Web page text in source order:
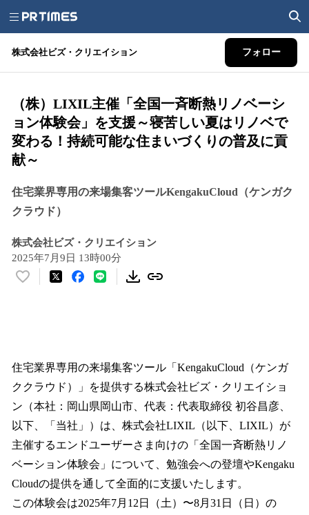
株式会社ビズ・クリエイション フォロー
（株）LIXIL主催「全国一斉断熱リノベーシ
ョン体験会」を支援～寝苦しい夏はリノベで
変わる！持続可能な住まいづくりの普及に貢
献～
住宅業界専⽤の来場集客ツールKengakuCloud（ケンガク
クラウド）
株式会社ビズ・クリエイション
2025年7月9日 13時00分
い
読
み
み
中
で
住宅業界専⽤の来場集客ツール「KengakuCloud（ケンガ
ククラウド）」を提供する株式会社ビズ・クリエイショ
ン（本社：岡⼭県岡⼭市、代表：代表取締役 初⾕昌彦、
以下、「当社」）は、株式会社LIXIL（以下、LIXIL）が
主催するエンドユーザーさま向けの「全国一斉断熱リノ
ベーション体験会」について、勉強会への登壇やKengaku
Cloudの提供を通して全面的に支援いたします。
この体験会は2025年7⽉12⽇（⼟）〜8⽉31⽇（⽇）の